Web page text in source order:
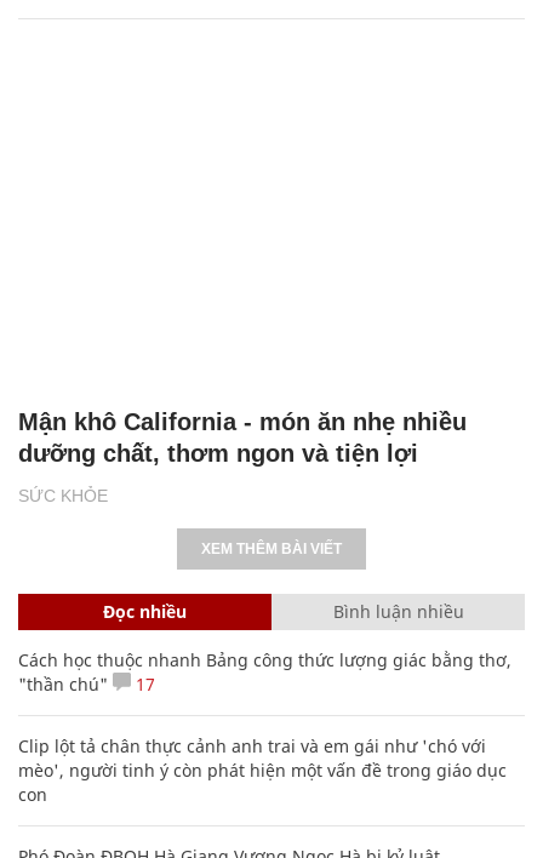
SỨC KHỎE
Mận khô California - món ăn nhẹ nhiều
dưỡng chất, thơm ngon và tiện lợi
XEM THÊM BÀI VIẾT
Đọc nhiều Bình luận nhiều
Cách học thuộc nhanh Bảng công thức lượng giác bằng thơ,
"thần chú"
17
Clip lột tả chân thực cảnh anh trai và em gái như 'chó với
mèo', người tinh ý còn phát hiện một vấn đề trong giáo dục
con